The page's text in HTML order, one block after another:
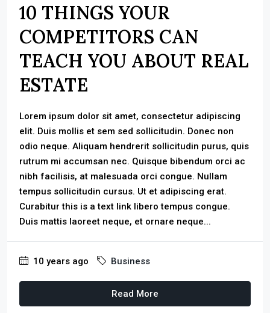
10 THINGS YOUR
COMPETITORS CAN
TEACH YOU ABOUT REAL
ESTATE
Lorem ipsum dolor sit amet, consectetur adipiscing
elit. Duis mollis et sem sed sollicitudin. Donec non
odio neque. Aliquam hendrerit sollicitudin purus, quis
rutrum mi accumsan nec. Quisque bibendum orci ac
nibh facilisis, at malesuada orci congue. Nullam
tempus sollicitudin cursus. Ut et adipiscing erat.
Curabitur this is a text link libero tempus congue.
Duis mattis laoreet neque, et ornare neque...
10 years ago Business
Read More